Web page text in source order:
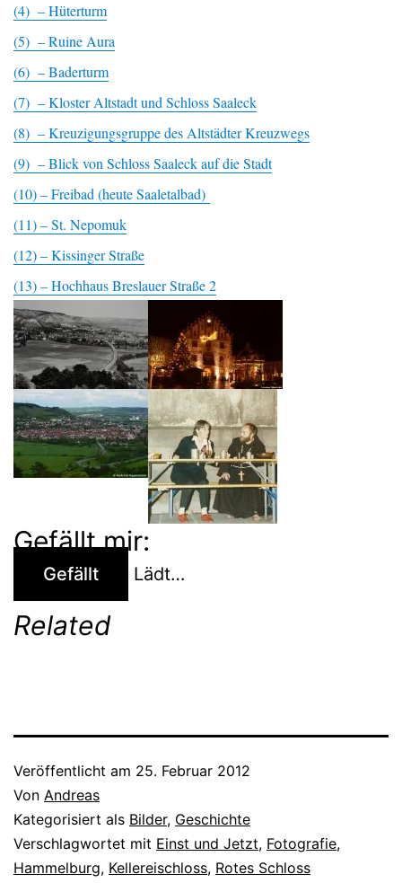
(4) – Hüterturm
(5) – Ruine Aura
(6) – Baderturm
(7) – Kloster Altstadt und Schloss Saaleck
(8) – Kreuzigungsgruppe des Altstädter Kreuzwegs
(9) – Blick von Schloss Saaleck auf die Stadt
(10) – Freibad (heute Saaletalbad)
(11) – St. Nepomuk
(12) – Kissinger Straße
(13) – Hochhaus Breslauer Straße 2
Gefällt mir:
Gefällt Lädt…
Related
Veröffentlicht am 25. Februar 2012
Von Andreas
Kategorisiert als Bilder, Geschichte
Verschlagwortet mit Einst und Jetzt, Fotografie,
Hammelburg, Kellereischloss, Rotes Schloss